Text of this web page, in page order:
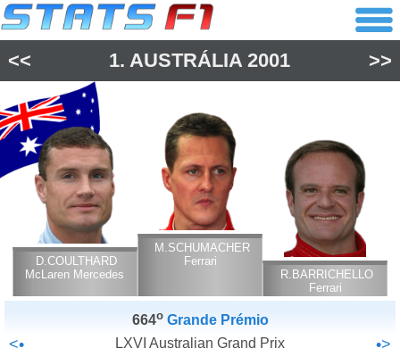
<< 1.AUSTRÁLIA 2001 >>
D.COULTHARD
McLaren Mercedes
M.SCHUMACHER
Ferrari
R.BARRICHELLO
Ferrari
664o Grande Prémio
LXVI Australian Grand Prix